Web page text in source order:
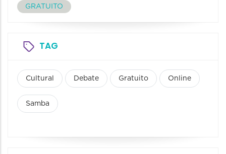
GRATUITO
TAG
Cultural Debate Gratuito Online
Samba